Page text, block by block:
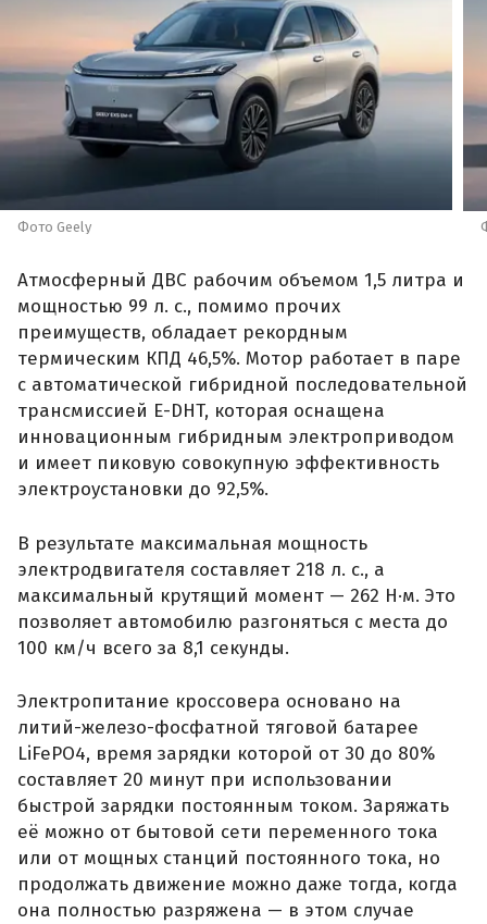
Фото Geely
Атмосферный ДВС рабочим объемом 1,5 литра и
мощностью 99 л. с., помимо прочих
преимуществ, обладает рекордным
термическим КПД 46,5%. Мотор работает в паре
с автоматической гибридной последовательной
трансмиссией E-DHT, которая оснащена
инновационным гибридным электроприводом
и имеет пиковую совокупную эффективность
электроустановки до 92,5%.
В результате максимальная мощность
электродвигателя составляет 218 л. с., а
максимальный крутящий момент — 262 Н·м. Это
позволяет автомобилю разгоняться с места до
100 км/ч всего за 8,1 секунды.
Электропитание кроссовера основано на
литий-железо-фосфатной тяговой батарее
LiFePO4, время зарядки которой от 30 до 80%
составляет 20 минут при использовании
быстрой зарядки постоянным током. Заряжать
её можно от бытовой сети переменного тока
или от мощных станций постоянного тока, но
продолжать движение можно даже тогда, когда
она полностью разряжена — в этом случае